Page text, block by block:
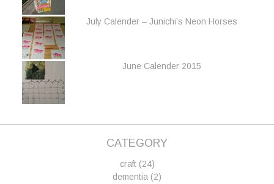
July Calender – Junichi’s Neon Horses
June Calender 2015
CATEGORY
craft(24)
dementia (2)